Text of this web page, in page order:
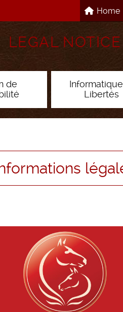
Home
LEGAL NOTICE
de
Libertés